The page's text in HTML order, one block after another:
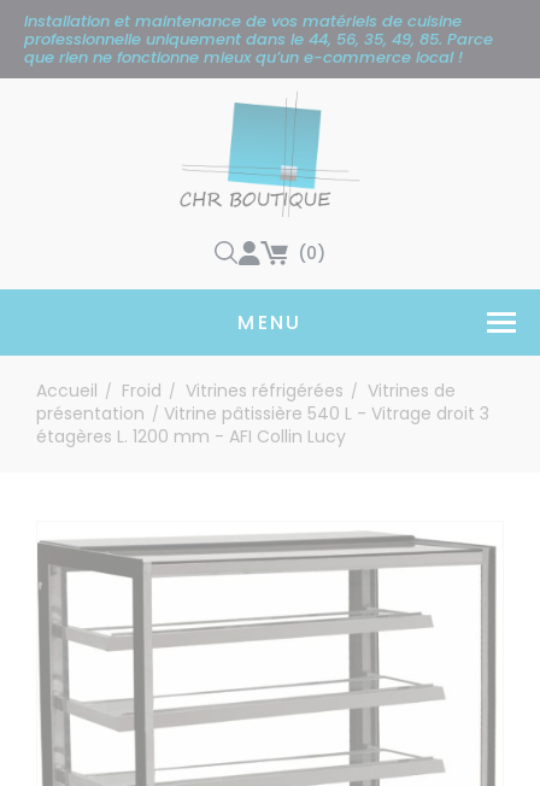
Installation et maintenance de vos matériels de cuisine
professionnelle uniquement dans le 44, 56, 35, 49, 85. Parce
que rien ne fonctionne mieux qu’un e-commerce local !
(0)
MENU
Accueil / Froid / Vitrines réfrigérées / Vitrines de
présentation / Vitrine pâtissière 540 L - Vitrage droit 3
étagères L. 1200 mm - AFI Collin Lucy
Panneau de gestion des cookies